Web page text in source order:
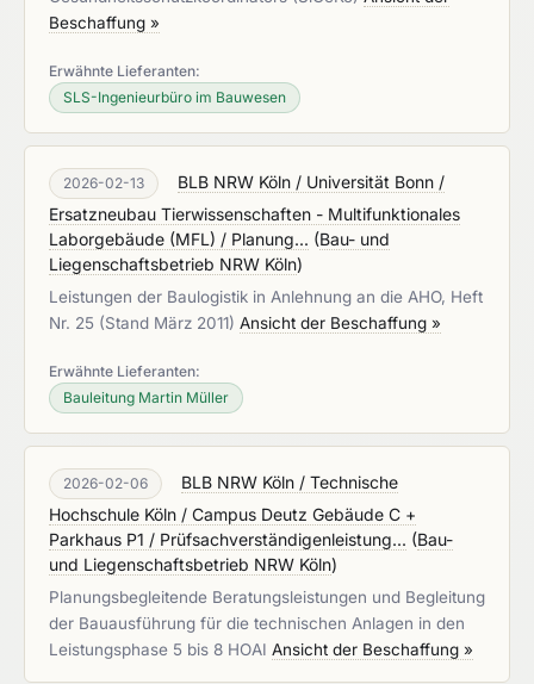
Beschaffung »
Erwähnte Lieferanten:
SLS-Ingenieurbüro im Bauwesen
2026-02-13
BLB NRW Köln / Universität Bonn /
Ersatzneubau Tierwissenschaften - Multifunktionales
Laborgebäude (MFL) / Planung... (Bau- und
Liegenschaftsbetrieb NRW Köln)
Leistungen der Baulogistik in Anlehnung an die AHO, Heft
Nr. 25 (Stand März 2011) Ansicht der Beschaffung »
Erwähnte Lieferanten:
Bauleitung Martin Müller
2026-02-06
BLB NRW Köln / Technische
Hochschule Köln / Campus Deutz Gebäude C +
Parkhaus P1 / Prüfsachverständigenleistung... (Bau-
und Liegenschaftsbetrieb NRW Köln)
Planungsbegleitende Beratungsleistungen und Begleitung
der Bauausführung für die technischen Anlagen in den
Leistungsphase 5 bis 8 HOAI Ansicht der Beschaffung »